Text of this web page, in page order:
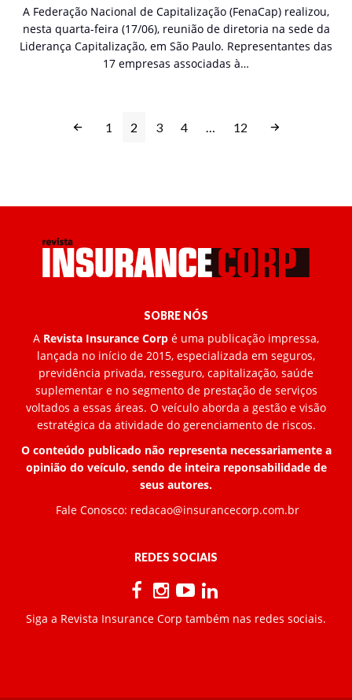
A Federação Nacional de Capitalização (FenaCap) realizou,
nesta quarta-feira (17/06), reunião de diretoria na sede da
Liderança Capitalização, em São Paulo. Representantes das
17 empresas associadas à…
1 2 3 4 … 12
SOBRE NÓS
A Revista Insurance Corp é uma publicação impressa,
lançada no início de 2015, especializada em seguros,
previdência privada, resseguro, capitalização, saúde
suplementar e no segmento de prestação de serviços
voltados a essas áreas. O veículo aborda a gestão e visão
estratégica da atividade do gerenciamento de riscos.
O conteúdo publicado não representa necessariamente a
opinião do veículo, sendo de inteira reponsabilidade de
seus autores.
Fale Conosco: redacao@insurancecorp.com.br
REDES SOCIAIS
Siga a Revista Insurance Corp também nas redes sociais.